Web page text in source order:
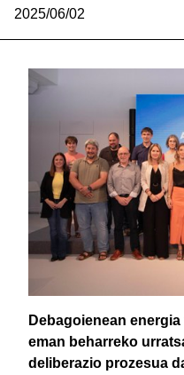
2025/06/02
Debagoienean
eman beharreko
deliberazio prozesua